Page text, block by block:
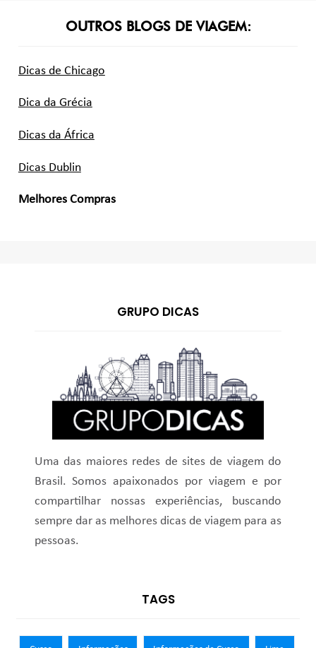
OUTROS BLOGS DE VIAGEM:
Dicas de Chicago
Dica da Grécia
Dicas da África
Dicas Dublin
Melhores Compras
GRUPO DICAS
Uma das maiores redes de sites de viagem do
Brasil. Somos apaixonados por viagem e por
compartilhar nossas experiências, buscando
sempre dar as melhores dicas de viagem para as
pessoas.
TAGS